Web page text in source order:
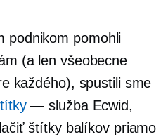
podnikom pomohli
(a len všeobecne
každého), spustili sme
— služba Ecwid,
štítky balíkov priamo